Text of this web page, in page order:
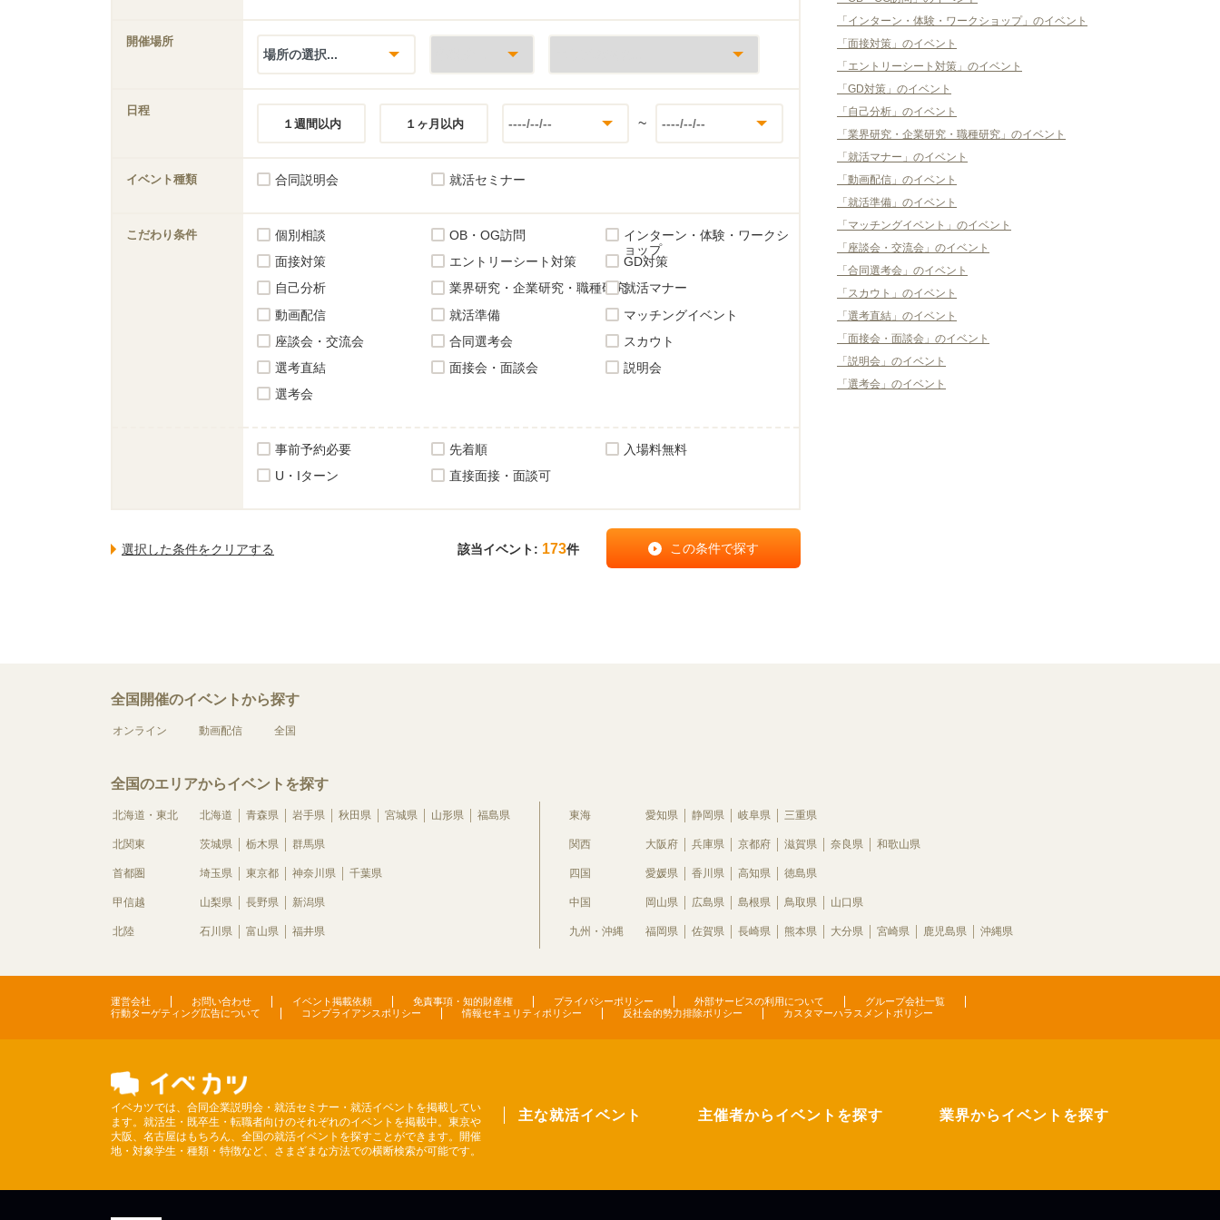
開催場所
日程
１週間以内
１ヶ月以内 ~
イベント種類 合同説明会 就活セミナー
こだわり条件 個別相談 OB・OG訪問
インターン・体験・ワークシ
ョップ
面接対策
エントリーシート対策
GD対策
自己分析
業界研究・企業研究・職種研究就活マナー
動画配信
就活準備
マッチングイベント
座談会・交流会
合同選考会
スカウト
選考直結
面接会・面談会
説明会
選考会
事前予約必要 先着順
入場料無料
U・Iターン
直接面接・面談可
該当イベント: 173件
「インターン・体験・ワークショップ」のイベント
「面接対策」のイベント
「エントリーシート対策」のイベント
「GD対策」のイベント
「自己分析」のイベント
「業界研究・企業研究・職種研究」のイベント
「就活マナー」のイベント
「動画配信」のイベント
「就活準備」のイベント
「マッチングイベント」のイベント
「座談会・交流会」のイベント
「合同選考会」のイベント
「スカウト」のイベント
「選考直結」のイベント
「面接会・面談会」のイベント
「説明会」のイベント
「選考会」のイベント
全国開催のイベントから探す
オンライン 動画配信 全国
全国のエリアからイベントを探す
北海道・東北 北海道 青森県 岩手県 秋田県 宮城県 山形県 福島県
北関東 茨城県 栃木県 群馬県
首都圏 埼玉県 東京都 神奈川県 千葉県
甲信越 山梨県 長野県 新潟県
北陸 石川県 富山県 福井県
東海 愛知県 静岡県 岐阜県 三重県
関西 大阪府 兵庫県 京都府 滋賀県 奈良県 和歌山県
四国 愛媛県 香川県 高知県 徳島県
中国 岡山県 広島県 島根県 鳥取県 山口県
九州・沖縄 福岡県 佐賀県 長崎県 熊本県 大分県 宮崎県 鹿児島県 沖縄県
運営会社 お問い合わせ イベント掲載依頼 免責事項・知的財産権 プライバシーポリシー 外部サービスの利用について
グループ会社一覧
行動ターゲティング広告について
コンプライアンスポリシー 情報セキュリティポリシー 反社会的勢力排除ポリシー カスタマーハラスメントポリシー
イベカツでは、合同企業説明会・就活セミナー・就活イベントを掲載してい
ます。就活生・既卒生・転職者向けのそれぞれのイベントを掲載中。東京や
大阪、名古屋はもちろん、全国の就活イベントを探すことができます。開催
地・対象学生・種類・特徴など、さまざまな方法での横断検索が可能です。
主な就活イベント 主催者からイベントを探す 業界からイベントを探す